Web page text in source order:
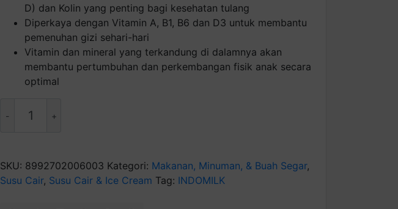
D) dan Kolin yang penting bagi kesehatan tulang
Diperkaya dengan Vitamin A, B1, B6 dan D3 untuk membantu
pemenuhan gizi sehari-hari
Vitamin dan mineral yang terkandung di dalamnya akan
membantu pertumbuhan dan perkembangan fisik anak secara
optimal
Indomilk
Steril
[190
SKU: 8992702006003 Kategori: Makanan, Minuman, & Buah Segar,
Susu Cair, Susu Cair & Ice Cream Tag: INDOMILK